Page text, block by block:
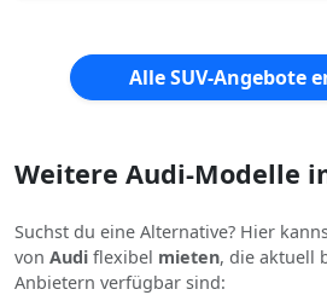
Alle SUV-Angebote
Weitere Audi-Modelle
Suchst du eine Alternative? Hier
von Audi flexibel mieten, die aktuell
Anbietern verfügbar sind: